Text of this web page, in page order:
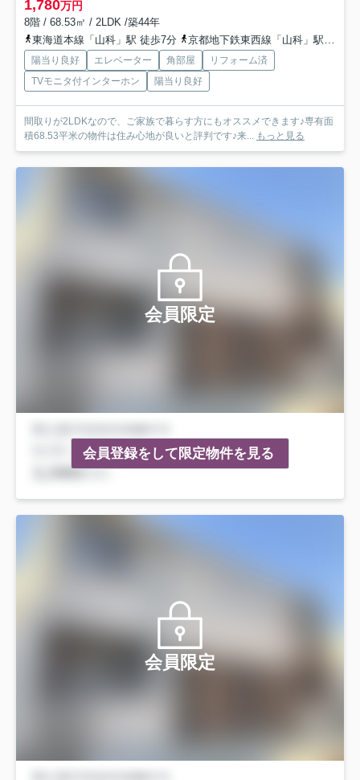
1,780万円
8階 / 68.53㎡ / 2LDK /築44年
東海道本線「山科」駅 徒歩7分
京都地下鉄東西線「山科」駅 徒歩5分
陽当り良好 エレベーター 角部屋
リフォーム済
TVモニタ付インターホン
陽当り良好
間取りが2LDKなので、ご家族で暮らす方にもオススメできます♪専有面
積68.53平米の物件は住み心地が良いと評判です♪来... もっと見る
会員限定
会員登録をして限定物件を見る
会員限定